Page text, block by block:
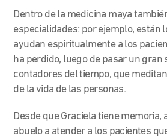
Dentro de la medicina maya
especialidades: por ejemplo, están
ayudan espiritualmente a los
ha perdido, luego de pasar un gran
contadores del tiempo, que
de la vida de las personas.
Desde que Graciela tiene memoria,
abuelo a atender a los pacientes